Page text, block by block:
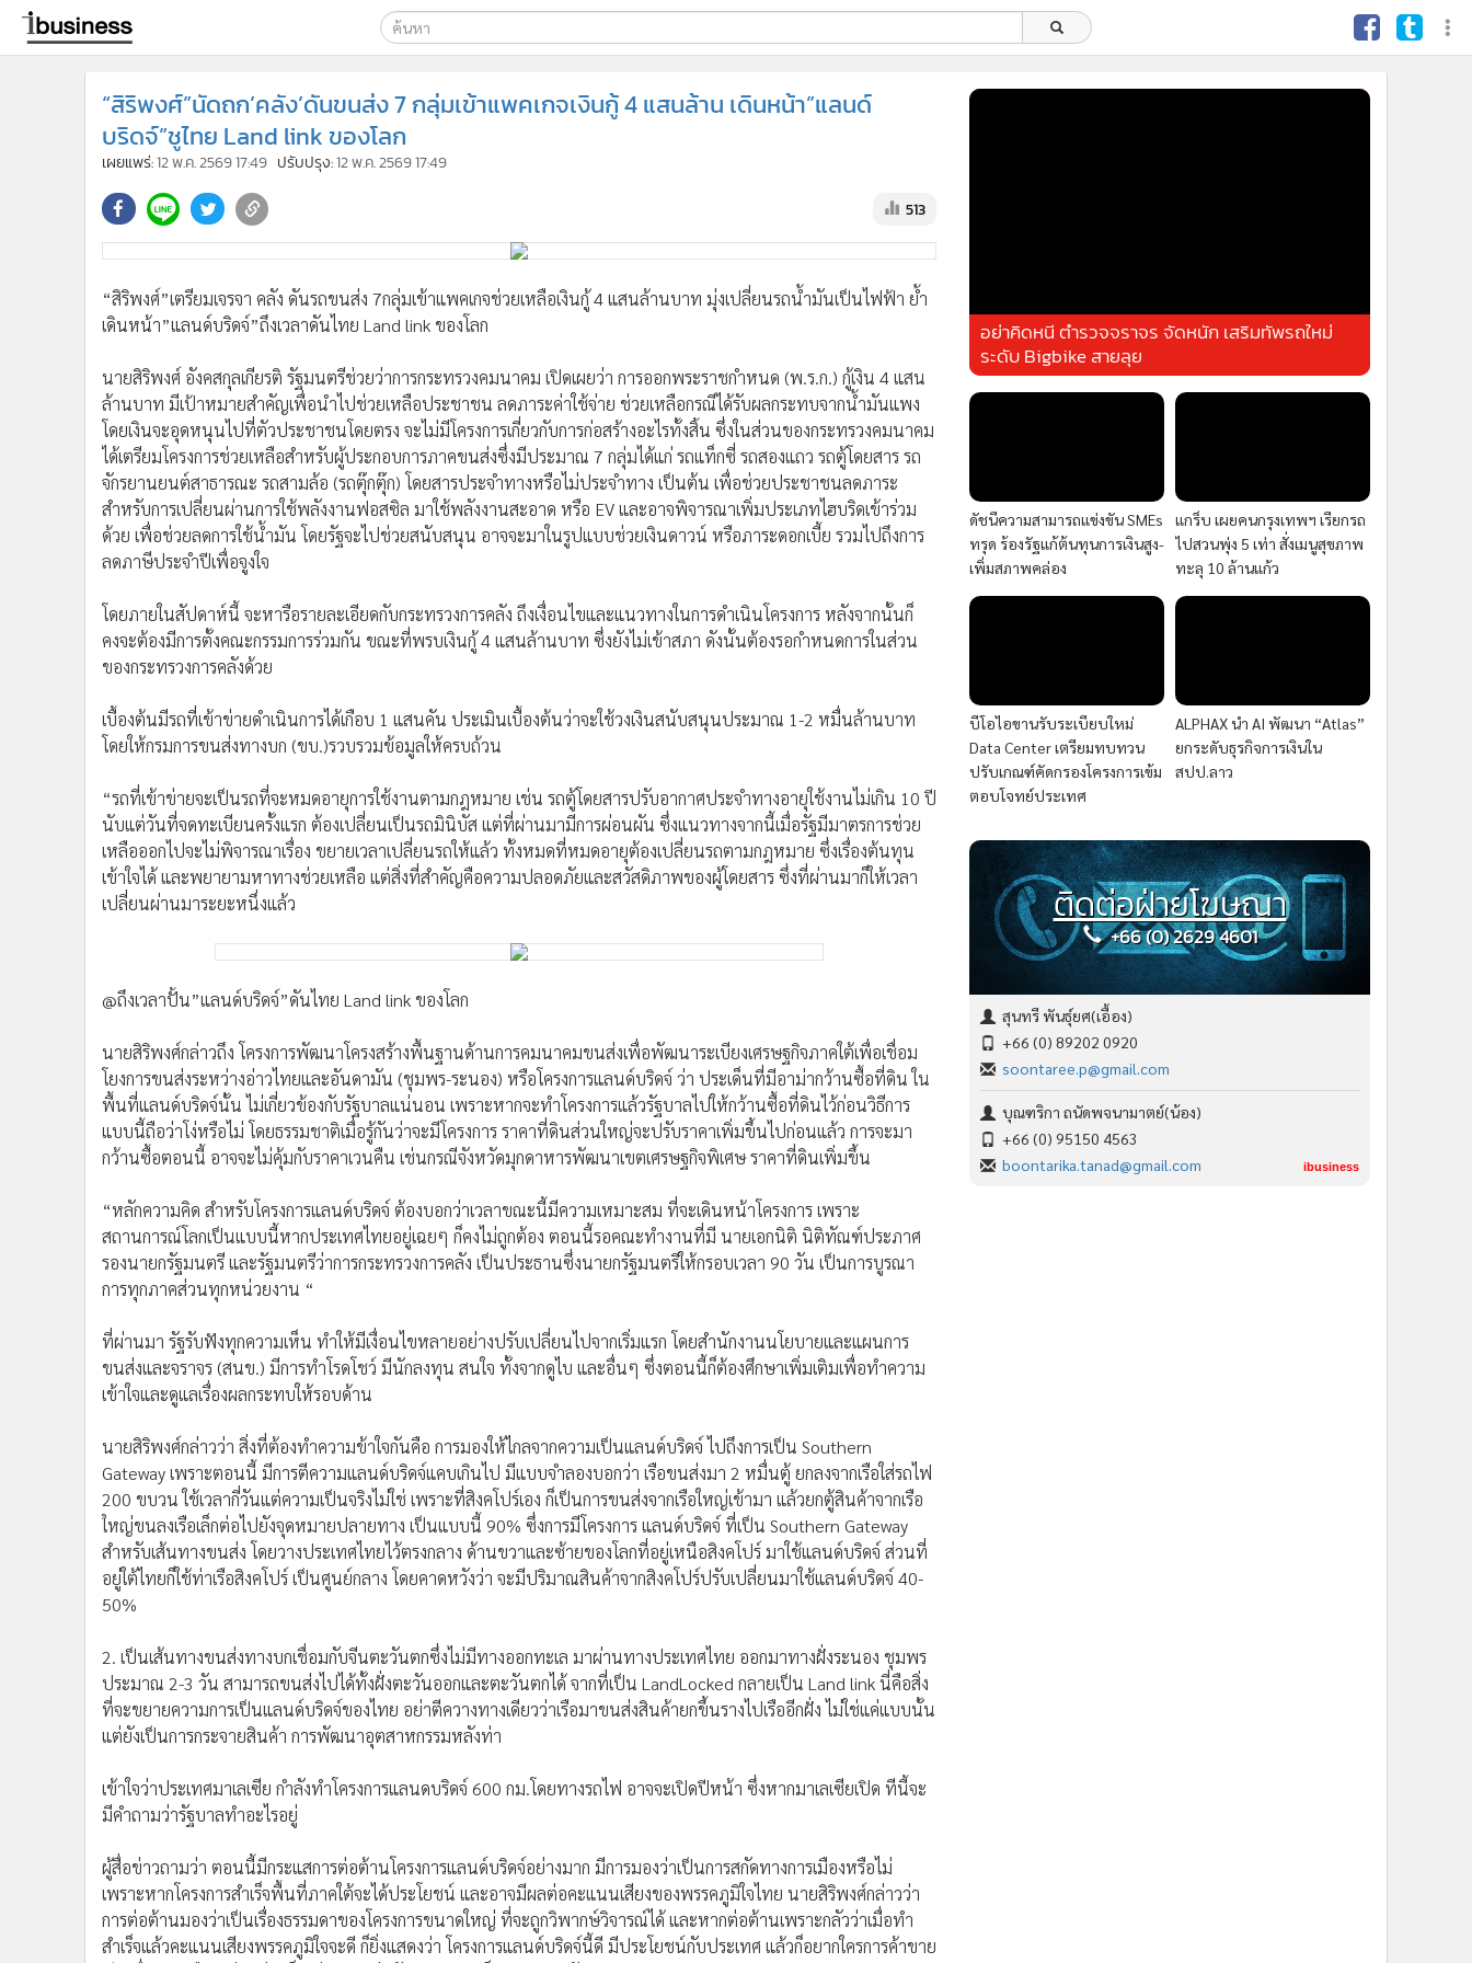
ค้นหา
ibusiness
“สิริพงศ์”นัดถก’คลัง’ดันขนส่ง 7 กลุ่มเข้าแพคเกจเงินกู้ 4 แสนล้าน เดินหน้า”แลนด์
บริดจ์”ชูไทย Land link ของโลก
เผยแพร่:12 พ.ค. 2569 17:49 ปรับปรุง:12 พ.ค. 2569 17:49
513
“สิริพงศ์”เตรียมเจรจา คลัง ดันรถขนส่ง 7กลุ่มเข้าแพคเกจช่วยเหลือเงินกู้ 4 แสนล้านบาท มุ่งเปลี่ยนรถน้ำมันเป็นไฟฟ้า ย้ำ
เดินหน้า”แลนด์บริดจ์”ถึงเวลาดันไทย Land link ของโลก
นายสิริพงศ์ อังคสกุลเกียรติ รัฐมนตรีช่วยว่าการกระทรวงคมนาคม เปิดเผยว่า การออกพระราชกำหนด (พ.ร.ก.) กู้เงิน 4 แสน
ล้านบาท มีเป้าหมายสำคัญเพื่อนำไปช่วยเหลือประชาชน ลดภาระค่าใช้จ่าย ช่วยเหลือกรณีได้รับผลกระทบจากน้ำมันแพง
โดยเงินจะอุดหนุนไปที่ตัวประชาชนโดยตรง จะไม่มีโครงการเกี่ยวกับการก่อสร้างอะไรทั้งสิ้น ซึ่งในส่วนของกระทรวงคมนาคม
ได้เตรียมโครงการช่วยเหลือสำหรับผู้ประกอบการภาคขนส่งซึ่งมีประมาณ 7 กลุ่มได้แก่ รถแท็กซี่ รถสองแถว รถตู้โดยสาร รถ
จักรยานยนต์สาธารณะ รถสามล้อ (รถตุ๊กตุ๊ก) โดยสารประจำทางหรือไม่ประจำทาง เป็นต้น เพื่อช่วยประชาชนลดภาระ
สำหรับการเปลี่ยนผ่านการใช้พลังงานฟอสซิล มาใช้พลังงานสะอาด หรือ EV และอาจพิจารณาเพิ่มประเภทไฮบริดเข้าร่วม
ด้วย เพื่อช่วยลดการใช้น้ำมัน โดยรัฐจะไปช่วยสนับสนุน อาจจะมาในรูปแบบช่วยเงินดาวน์ หรือภาระดอกเบี้ย รวมไปถึงการ
ลดภาษีประจำปีเพื่อจูงใจ
โดยภายในสัปดาห์นี้ จะหารือรายละเอียดกับกระทรวงการคลัง ถึงเงื่อนไขและแนวทางในการดำเนินโครงการ หลังจากนั้นก็
คงจะต้องมีการตั้งคณะกรรมการร่วมกัน ขณะที่พรบเงินกู้ 4 แสนล้านบาท ซึ่งยังไม่เข้าสภา ดังนั้นต้องรอกำหนดการในส่วน
ของกระทรวงการคลังด้วย
เบื้องต้นมีรถที่เข้าข่ายดำเนินการได้เกือบ 1 แสนคัน ประเมินเบื้องต้นว่าจะใช้วงเงินสนับสนุนประมาณ 1-2 หมื่นล้านบาท
โดยให้กรมการขนส่งทางบก (ขบ.)รวบรวมข้อมูลให้ครบถ้วน
“รถที่เข้าข่ายจะเป็นรถที่จะหมดอายุการใช้งานตามกฎหมาย เช่น รถตู้โดยสารปรับอากาศประจำทางอายุใช้งานไม่เกิน 10 ปี
นับแต่วันที่จดทะเบียนครั้งแรก ต้องเปลี่ยนเป็นรถมินิบัส แต่ที่ผ่านมามีการผ่อนผัน ซึ่งแนวทางจากนี้เมื่อรัฐมีมาตรการช่วย
เหลือออกไปจะไม่พิจารณาเรื่อง ขยายเวลาเปลี่ยนรถให้แล้ว ทั้งหมดที่หมดอายุต้องเปลี่ยนรถตามกฎหมาย ซึ่งเรื่องต้นทุน
เข้าใจได้ และพยายามหาทางช่วยเหลือ แต่สิ่งที่สำคัญคือความปลอดภัยและสวัสดิภาพของผู้โดยสาร ซึ่งที่ผ่านมาก็ให้เวลา
เปลี่ยนผ่านมาระยะหนึ่งแล้ว
@ถึงเวลาปั้น”แลนด์บริดจ์”ดันไทย Land link ของโลก
นายสิริพงศ์กล่าวถึง โครงการพัฒนาโครงสร้างพื้นฐานด้านการคมนาคมขนส่งเพื่อพัฒนาระเบียงเศรษฐกิจภาคใต้เพื่อเชื่อม
โยงการขนส่งระหว่างอ่าวไทยและอันดามัน (ชุมพร-ระนอง) หรือโครงการแลนด์บริดจ์ ว่า ประเด็นที่มีอาม่ากว้านซื้อที่ดิน ใน
พื้นที่แลนด์บริดจ์นั้น ไม่เกี่ยวข้องกับรัฐบาลแน่นอน เพราะหากจะทำโครงการแล้วรัฐบาลไปให้กว้านซื้อที่ดินไว้ก่อนวิธีการ
แบบนี้ถือว่าโง่หรือไม่ โดยธรรมชาติเมื่อรู้กันว่าจะมีโครงการ ราคาที่ดินส่วนใหญ่จะปรับราคาเพิ่มขึ้นไปก่อนแล้ว การจะมา
กว้านซื้อตอนนี้ อาจจะไม่คุ้มกับราคาเวนคืน เช่นกรณีจังหวัดมุกดาหารพัฒนาเขตเศรษฐกิจพิเศษ ราคาที่ดินเพิ่มขึ้น
“หลักความคิด สำหรับโครงการแลนด์บริดจ์ ต้องบอกว่าเวลาขณะนี้มีความเหมาะสม ที่จะเดินหน้าโครงการ เพราะ
สถานการณ์โลกเป็นแบบนี้หากประเทศไทยอยู่เฉยๆ ก็คงไม่ถูกต้อง ตอนนี้รอคณะทำงานที่มี นายเอกนิติ นิติทัณฑ์ประภาศ
รองนายกรัฐมนตรี และรัฐมนตรีว่าการกระทรวงการคลัง เป็นประธานซึ่งนายกรัฐมนตรีให้กรอบเวลา 90 วัน เป็นการบูรณา
การทุกภาคส่วนทุกหน่วยงาน “
ที่ผ่านมา รัฐรับฟังทุกความเห็น ทำให้มีเงื่อนไขหลายอย่างปรับเปลี่ยนไปจากเริ่มแรก โดยสำนักงานนโยบายและแผนการ
ขนส่งและจราจร (สนข.) มีการทำโรดโชว์ มีนักลงทุน สนใจ ทั้งจากดูไบ และอื่นๆ ซึ่งตอนนี้ก็ต้องศึกษาเพิ่มเติมเพื่อทำความ
เข้าใจและดูแลเรื่องผลกระทบให้รอบด้าน
นายสิริพงศ์กล่าวว่า สิ่งที่ต้องทำความข้าใจกันคือ การมองให้ไกลจากความเป็นแลนด์บริดจ์ ไปถึงการเป็น Southern
Gateway เพราะตอนนี้ มีการตีความแลนด์บริดจ์แคบเกินไป มีแบบจำลองบอกว่า เรือขนส่งมา 2 หมื่นตู้ ยกลงจากเรือใส่รถไฟ
200 ขบวน ใช้เวลากี่วันแต่ความเป็นจริงไม่ใช่ เพราะที่สิงคโปร์เอง ก็เป็นการขนส่งจากเรือใหญ่เข้ามา แล้วยกตู้สินค้าจากเรือ
ใหญ่ขนลงเรือเล็กต่อไปยังจุดหมายปลายทาง เป็นแบบนี้ 90% ซึ่งการมีโครงการ แลนด์บริดจ์ ที่เป็น Southern Gateway
สำหรับเส้นทางขนส่ง โดยวางประเทศไทยไว้ตรงกลาง ด้านขวาและซ้ายของโลกที่อยู่เหนือสิงคโปร์ มาใช้แลนด์บริดจ์ ส่วนที่
อยู่ใต้ไทยก็ใช้ท่าเรือสิงคโปร์ เป็นศูนย์กลาง โดยคาดหวังว่า จะมีปริมาณสินค้าจากสิงคโปร์ปรับเปลี่ยนมาใช้แลนด์บริดจ์ 40-
50%
2. เป็นเส้นทางขนส่งทางบกเชื่อมกับจีนตะวันตกซึ่งไม่มีทางออกทะเล มาผ่านทางประเทศไทย ออกมาทางฝั่งระนอง ชุมพร
ประมาณ 2-3 วัน สามารถขนส่งไปได้ทั้งฝั่งตะวันออกและตะวันตกได้ จากที่เป็น LandLocked กลายเป็น Land link นี่คือสิ่ง
ที่จะขยายความการเป็นแลนด์บริดจ์ของไทย อย่าตีควางทางเดียวว่าเรือมาขนส่งสินค้ายกขึ้นรางไปเรืออีกฝั่ง ไม่ใช่แค่แบบนั้น
แต่ยังเป็นการกระจายสินค้า การพัฒนาอุตสาหกรรมหลังท่า
เข้าใจว่าประเทศมาเลเซีย กำลังทำโครงการแลนดบริดจ์ 600 กม.โดยทางรถไฟ อาจจะเปิดปีหน้า ซึ่งหากมาเลเซียเปิด ทีนี้จะ
มีคำถามว่ารัฐบาลทำอะไรอยู่
ผู้สื่อข่าวถามว่า ตอนนี้มีกระแสการต่อต้านโครงการแลนด์บริดจ์อย่างมาก มีการมองว่าเป็นการสกัดทางการเมืองหรือไม่
เพราะหากโครงการสำเร็จพื้นที่ภาคใต้จะได้ประโยชน์ และอาจมีผลต่อคะแนนเสียงของพรรคภูมิใจไทย นายสิริพงศ์กล่าวว่า
การต่อต้านมองว่าเป็นเรื่องธรรมดาของโครงการขนาดใหญ่ ที่จะถูกวิพากษ์วิจารณ์ได้ และหากต่อต้านเพราะกลัวว่าเมื่อทำ
สำเร็จแล้วคะแนนเสียงพรรคภูมิใจจะดี ก็ยิ่งแสดงว่า โครงการแลนด์บริดจ์นี้ดี มีประโยชน์กับประเทศ แล้วก็อยากใครการค้าขาย
อย่าคิดหนี ตำรวจจราจร จัดหนัก เสริมทัพรถใหม่
ระดับ Bigbike สายลุย
ดัชนีความสามารถแข่งขัน SMEs
ทรุด ร้องรัฐแก้ต้นทุนการเงินสูง-
เพิ่มสภาพคล่อง
แกร็บ เผยคนกรุงเทพฯ เรียกรถ
ไปสวนพุ่ง 5 เท่า สั่งเมนูสุขภาพ
ทะลุ 10 ล้านแก้ว
บีโอไอขานรับระเบียบใหม่
Data Center เตรียมทบทวน
ปรับเกณฑ์คัดกรองโครงการเข้ม
ตอบโจทย์ประเทศ
ALPHAX นำ AI พัฒนา “Atlas”
ยกระดับธุรกิจการเงินใน
สปป.ลาว
ติดต่อฝ่ายโฆษณา
+66 (0) 2629 4601
สุนทรี พันธุ์ยศ(เอื้อง)
+66 (0) 89202 0920
soontaree.p@gmail.com
บุณฑริกา ถนัดพจนามาตย์(น้อง)
+66 (0) 95150 4563
boontarika.tanad@gmail.com
ibusiness